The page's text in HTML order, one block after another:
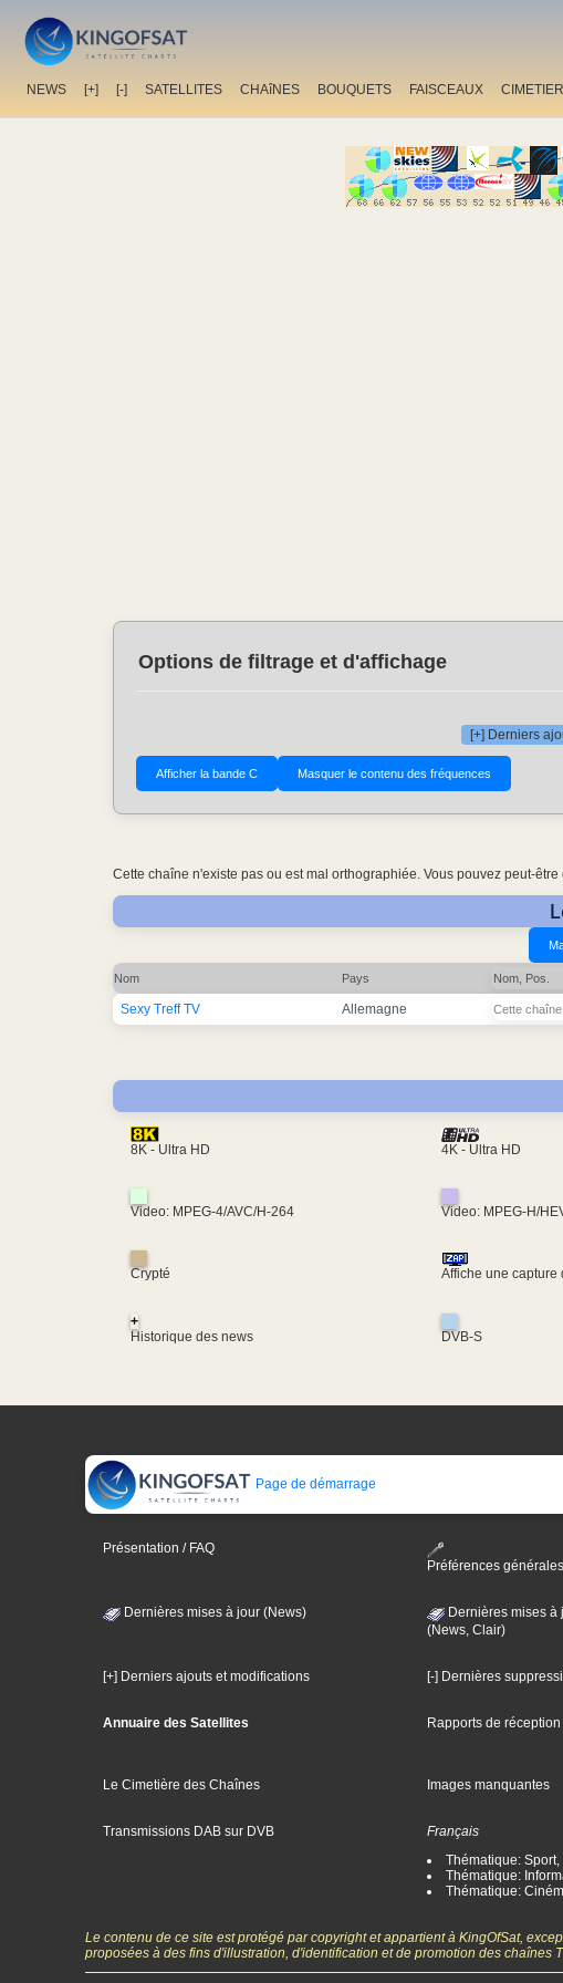
NEWS [+] [-] SATELLITES CHAîNES BOUQUETS FAISCEAUX
Options de filtrage et d'affichage
[+] Derniers
Cette chaîne n'existe pas ou est mal orthographiée. Vous pouvez peut-
Nom Pays Nom, Pos.
Sexy Treff TV Allemagne Cette
8K - Ultra HD 4K - Ultra HD
Video: MPEG-4/AVC/H-264 Video: MPEG-H/
Crypté Affiche une capture
+
Historique des news
DVB-S
Page de démarrage
Présentation / FAQ
Préférences générales
Dernières mises à jour (News)
Dernières mises à
(News, Clair)
[+] Derniers ajouts et modifications [-] Dernières
Annuaire des Satellites Rapports de réception
Le Cimetière des Chaînes Images manquantes
Transmissions DAB sur DVB
Français
Thématique:
Thématique:
Thématique:
Le contenu de ce site est protégé par copyright et appartient à KingOfSat,
proposées à des fins d'illustration, d'identification et de promotion des chaînes